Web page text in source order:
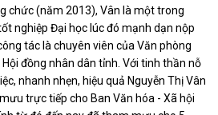
chức (năm 2013), Vân là một trong
nghiệp Đại học lúc đó mạnh dạn nộp
tác là chuyên viên của Văn phòng
đồng nhân dân tỉnh. Với tinh thần nỗ
nhanh nhẹn, hiệu quả Nguyễn Thị Vân
trực tiếp cho Ban Văn hóa - Xã hội